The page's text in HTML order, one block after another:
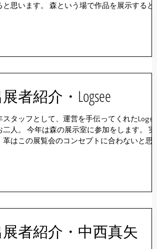
す。 森という場で作品を展示すると
者紹介・Logsee
スタッフとして、運営を手伝ってくれたLogsee
の展示室に参加をします。 実
革はこの展覧会のコンセプトに合わないと思っ
者紹介・中西真矢